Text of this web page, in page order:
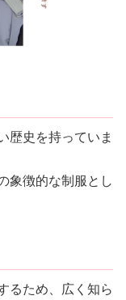
歴史を持っていま
象徴的な制服とし
るため、広く知ら